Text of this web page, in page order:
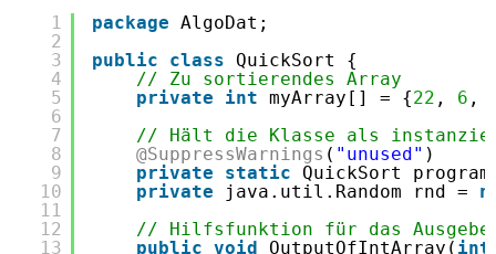
1
2
3
4
5
6
7
8
9
10
11
12
13
package AlgoDat;
public
class
QuickSort {
// Zu sortierendes Array
private
int myArray[] = {22 , 6 ,
// Hält die Klasse als
@SuppressWarnings ( "unused" )
private
static
QuickSort
private
java.util.Random rnd =
// Hilfsfunktion für das
public void OutputOfIntArray( int